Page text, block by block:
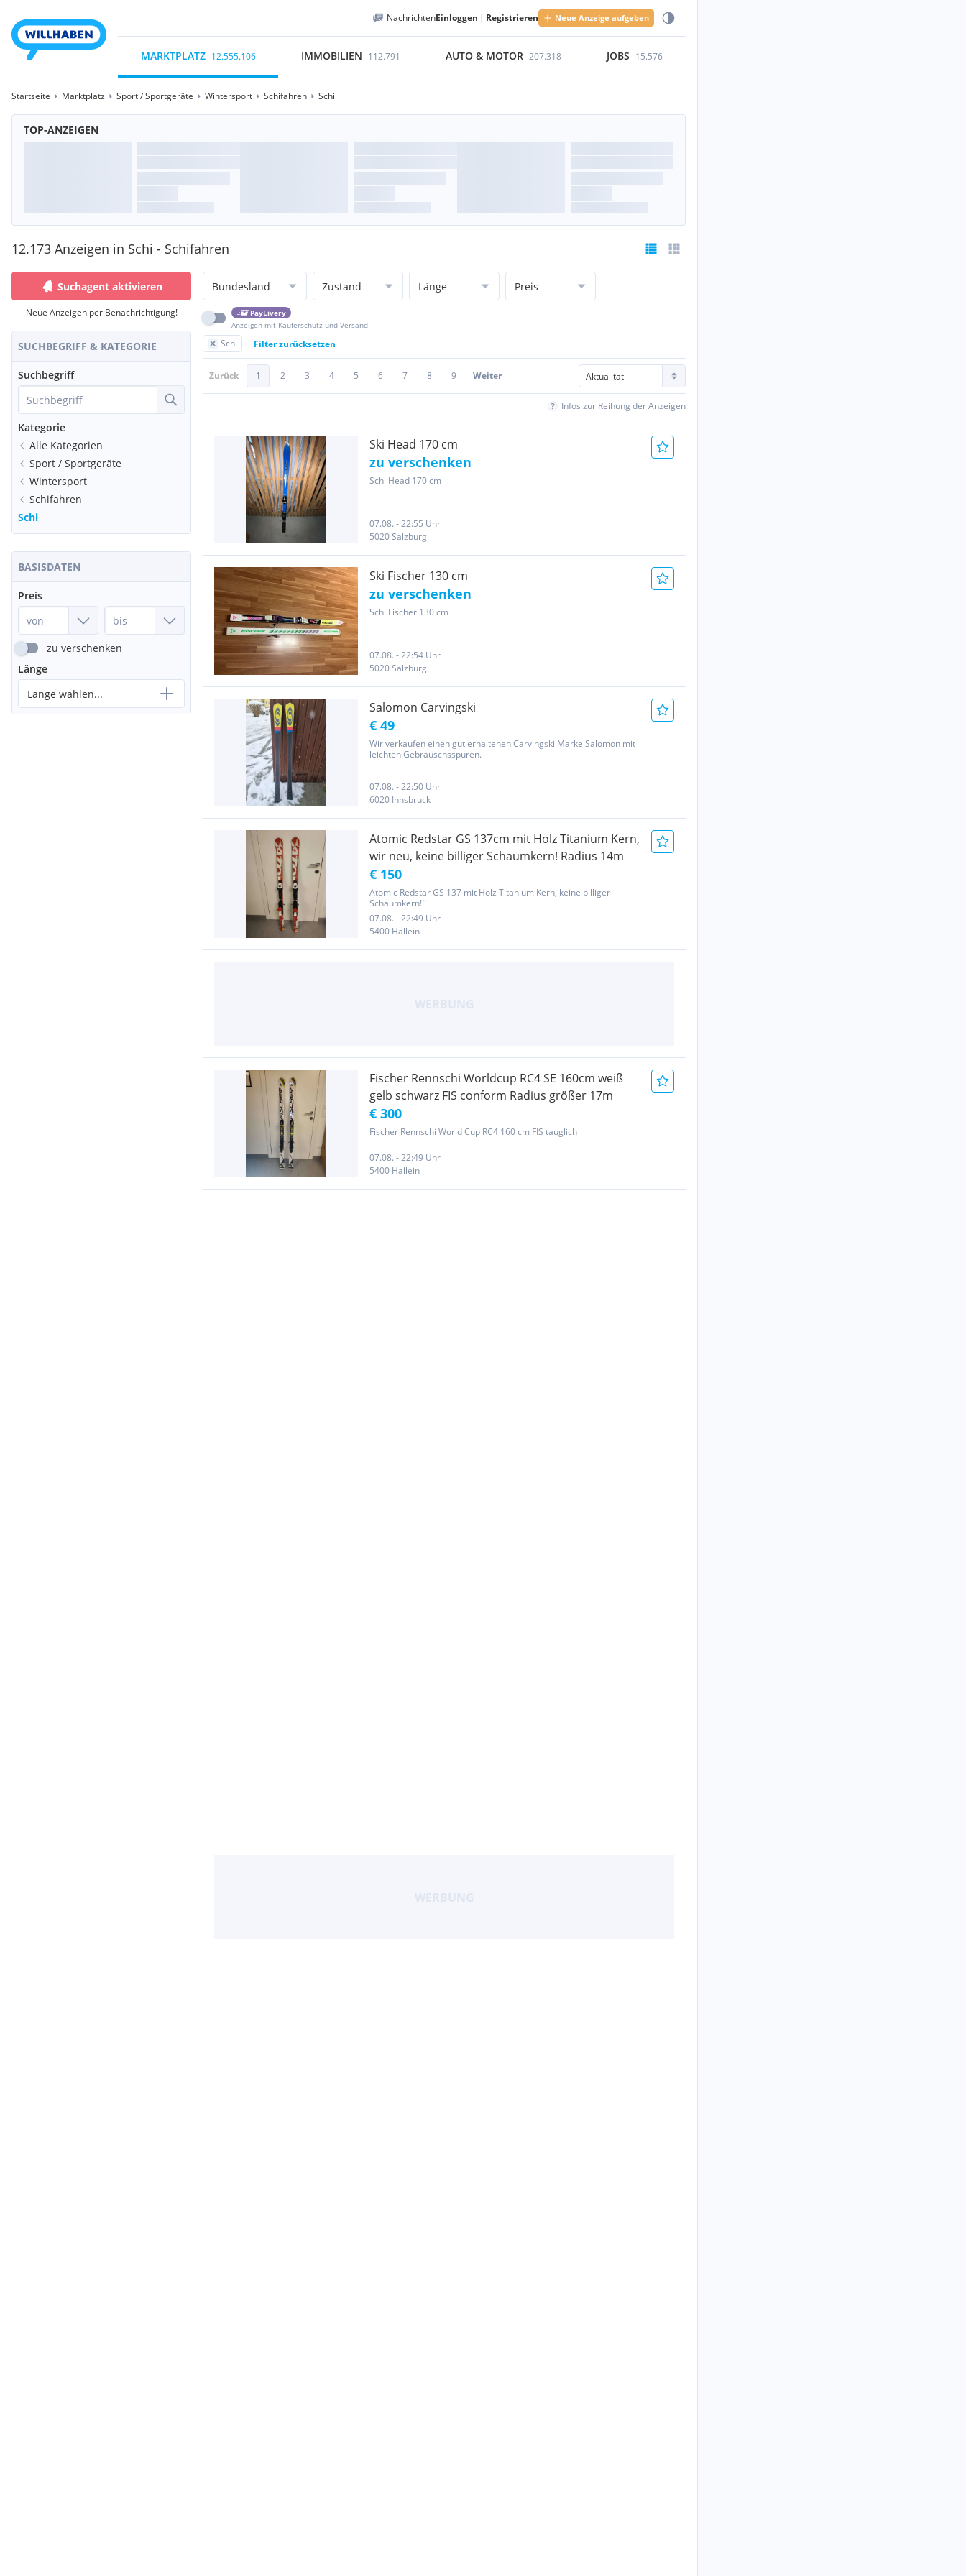
NachrichtenEinloggen | Registrieren Neue Anzeige aufgeben
MARKTPLATZ 12.555.106 IMMOBILIEN 112.791 AUTO & MOTOR 207.318 JOBS 15.576
Startseite Marktplatz Sport / Sportgeräte Wintersport Schifahren Schi
TOP-ANZEIGEN
12.173 Anzeigen in Schi - Schifahren
Suchagent aktivieren
Neue Anzeigen per Benachrichtigung!
SUCHBEGRIFF & KATEGORIE
Suchbegriff
Kategorie
Alle Kategorien
Sport / Sportgeräte
Wintersport
Schifahren
Schi
BASISDATEN
Preis
zu verschenken
Länge
Länge wählen...
Bundesland Zustand Länge Preis
PayLivery
Anzeigen mit Käuferschutz und Versand
Schi Filter zurücksetzen
Zurück 1 2 3 4 5 6 7 8 9 Weiter
Infos zur Reihung der Anzeigen
Ski Head 170 cm
zu verschenken
Schi Head 170 cm
07.08. - 22:55 Uhr
5020 Salzburg
Ski Fischer 130 cm
zu verschenken
Schi Fischer 130 cm
07.08. - 22:54 Uhr
5020 Salzburg
Salomon Carvingski
€ 49
Wir verkaufen einen gut erhaltenen Carvingski Marke Salomon mit
leichten Gebrauschsspuren.
07.08. - 22:50 Uhr
6020 Innsbruck
Atomic Redstar GS 137cm mit Holz Titanium Kern,
wir neu, keine billiger Schaumkern! Radius 14m
€ 150
Atomic Redstar GS 137 mit Holz Titanium Kern, keine billiger
Schaumkern!!!
07.08. - 22:49 Uhr
5400 Hallein
Fischer Rennschi Worldcup RC4 SE 160cm weiß
gelb schwarz FIS conform Radius größer 17m
€ 300
Fischer Rennschi World Cup RC4 160 cm FIS tauglich
07.08. - 22:49 Uhr
5400 Hallein